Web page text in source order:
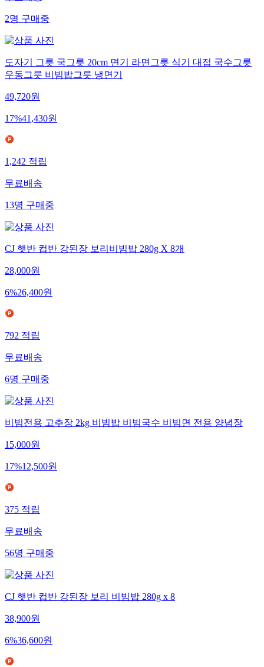
무료배송
2명구매중
도자기 그릇 국그릇 20cm 면기 라면그릇 식기 대접 국수그릇
우동그릇 비빔밥그릇 냉면기
49,720원
17%41,430원
1,242적립
무료배송
13명구매중
CJ 햇반 컵반 강된장 보리비빔밥 280g X 8개
28,000원
6%26,400원
792적립
무료배송
6명구매중
비빔전용 고추장 2kg 비빔밥 비빔국수 비빔면 전용 양념장
15,000원
17%12,500원
375적립
무료배송
56명구매중
CJ 햇반 컵반 강된장 보리 비빔밥 280g x 8
38,900원
6%36,600원